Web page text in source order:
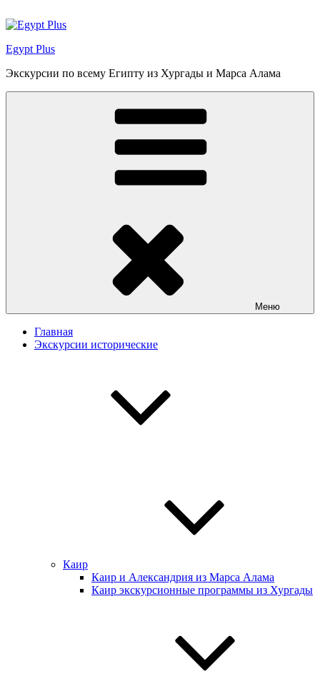
к
Egypt Plus
Экскурсии по всему Египту из Хургады и Марса Алама
Меню
Главная
Экскурсии истoрические
Каир
Каир и Александрия из Марса Алама
Каир экскурсионные программы из Хургады